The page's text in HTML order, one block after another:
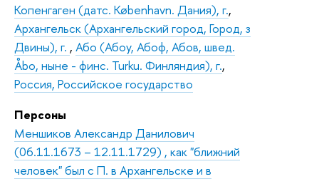
Копенгаген (датс. København. Дания), г.,
Архангельск (Архангельский город, Город, з
Двины), г. , Або (Абоу, Абоф, Абов, швед.
Åbo, ныне - финс. Turku. Финляндия), г.,
Россия, Российское государство
Персоны
Меншиков Александр Данилович
(06.11.1673 – 12.11.1729) , как "ближний
человек" был с П. в Архангельске и в